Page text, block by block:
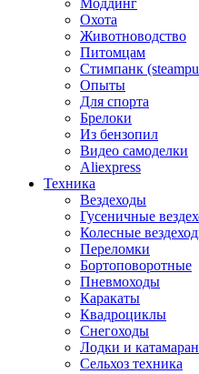
Моддинг
Охота
Животноводство
Питомцам
Стимпанк
Опыты
Для спорта
Брелоки
Из бензопил
Видео самоделки
Aliexpress
Техника
Вездеходы
Гусеничные
Колесные
Переломки
Бортоповоротные
Пневмоходы
Каракаты
Квадроциклы
Снегоходы
Лодки и
Сельхоз техника